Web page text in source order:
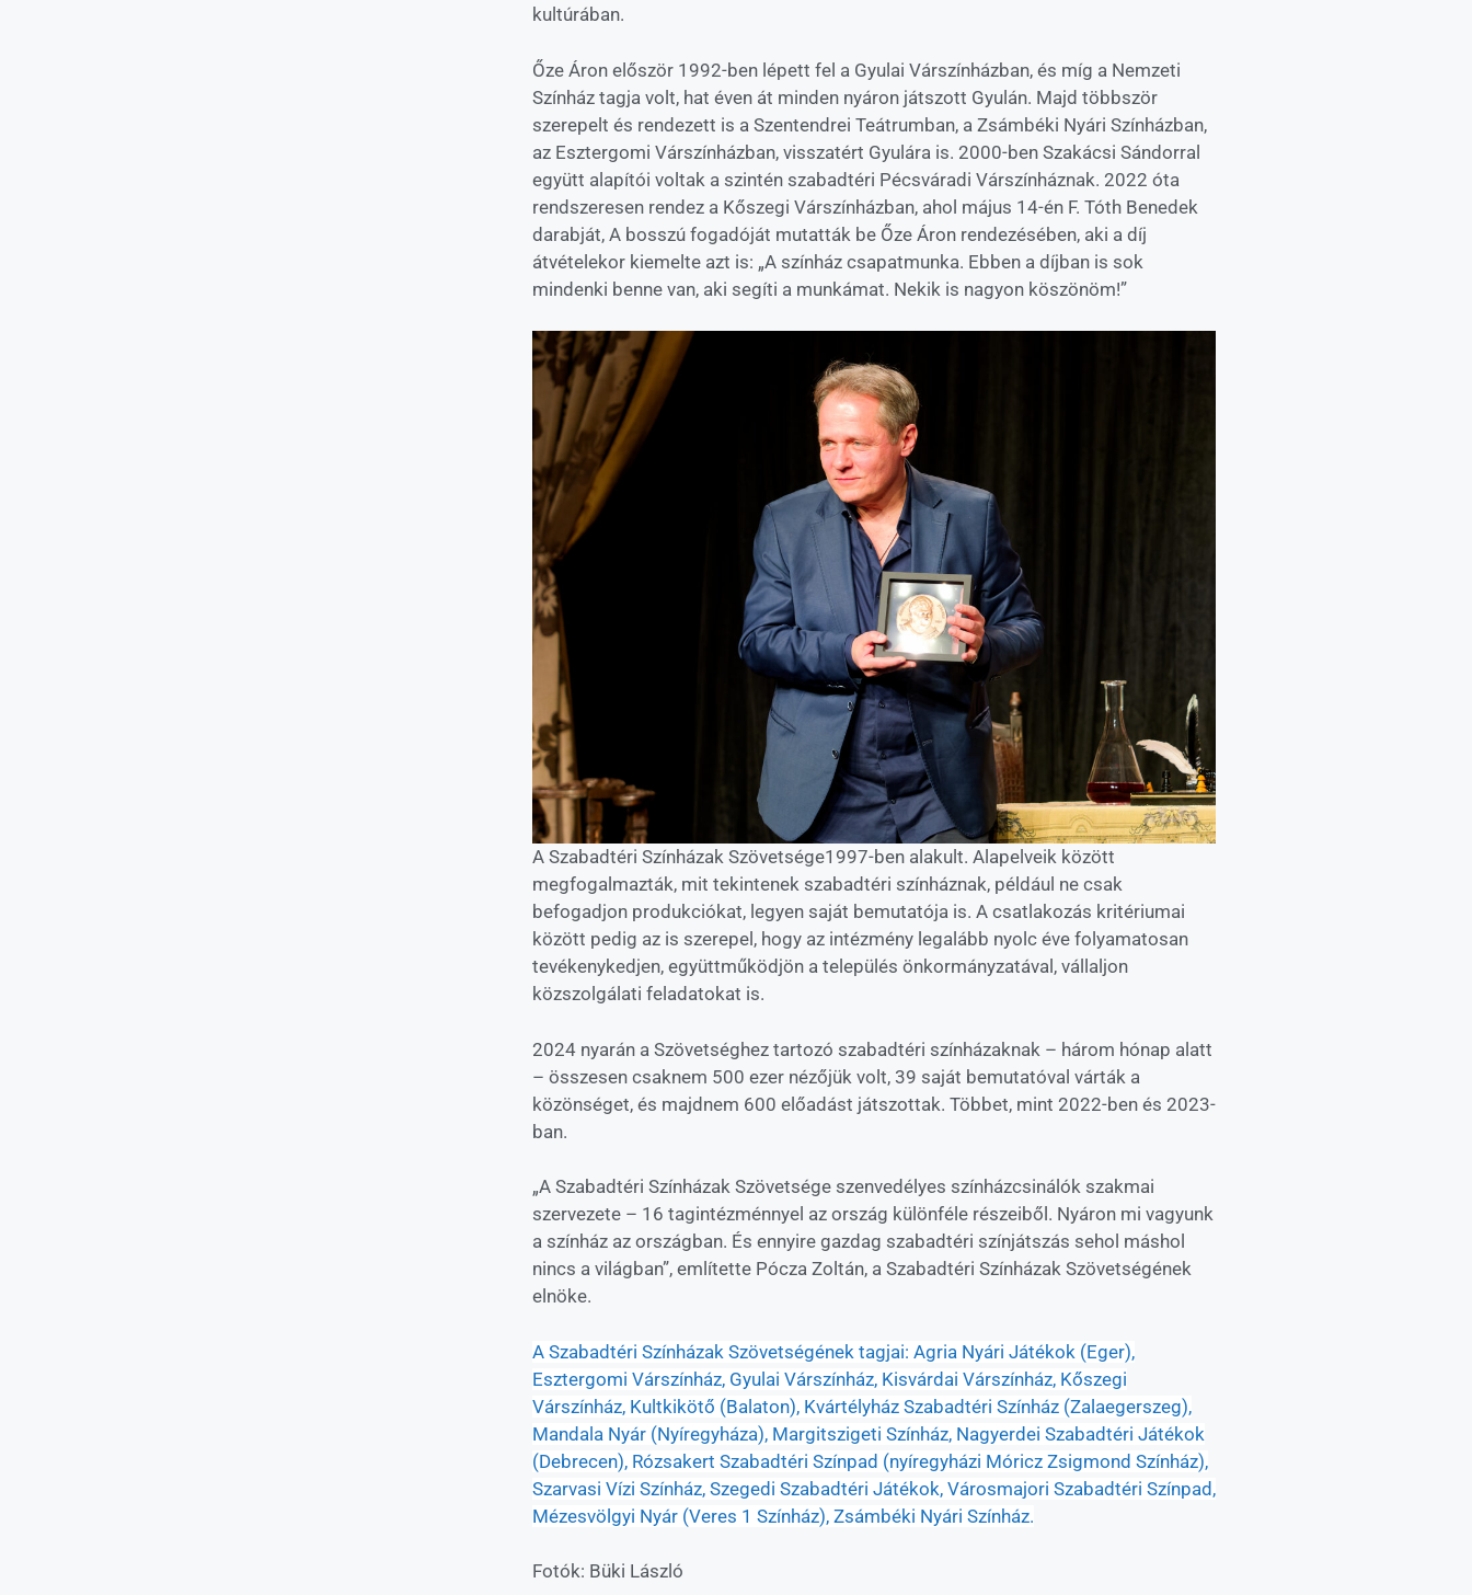
kultúrában.
Őze Áron először 1992-ben lépett fel a Gyulai Várszínházban, és míg a Nemzeti
Színház tagja volt, hat éven át minden nyáron játszott Gyulán. Majd többször
szerepelt és rendezett is a Szentendrei Teátrumban, a Zsámbéki Nyári Színházban,
az Esztergomi Várszínházban, visszatért Gyulára is. 2000-ben Szakácsi Sándorral
együtt alapítói voltak a szintén szabadtéri Pécsváradi Várszínháznak. 2022 óta
rendszeresen rendez a Kőszegi Várszínházban, ahol május 14-én F. Tóth Benedek
darabját, A bosszú fogadóját mutatták be Őze Áron rendezésében, aki a díj
átvételekor kiemelte azt is: „A színház csapatmunka. Ebben a díjban is sok
mindenki benne van, aki segíti a munkámat. Nekik is nagyon köszönöm!”
A Szabadtéri Színházak Szövetsége1997-ben alakult. Alapelveik között
megfogalmazták, mit tekintenek szabadtéri színháznak, például ne csak
befogadjon produkciókat, legyen saját bemutatója is. A csatlakozás kritériumai
között pedig az is szerepel, hogy az intézmény legalább nyolc éve folyamatosan
tevékenykedjen, együttműködjön a település önkormányzatával, vállaljon
közszolgálati feladatokat is.
2024 nyarán a Szövetséghez tartozó szabadtéri színházaknak – három hónap alatt
– összesen csaknem 500 ezer nézőjük volt, 39 saját bemutatóval várták a
közönséget, és majdnem 600 előadást játszottak. Többet, mint 2022-ben és 2023-
ban.
„A Szabadtéri Színházak Szövetsége szenvedélyes színházcsinálók szakmai
szervezete – 16 tagintézménnyel az ország különféle részeiből. Nyáron mi vagyunk
a színház az országban. És ennyire gazdag szabadtéri színjátszás sehol máshol
nincs a világban”, említette Pócza Zoltán, a Szabadtéri Színházak Szövetségének
elnöke.
A Szabadtéri Színházak Szövetségének tagjai: Agria Nyári Játékok (Eger),
Esztergomi Várszínház, Gyulai Várszínház, Kisvárdai Várszínház, Kőszegi
Várszínház, Kultkikötő (Balaton), Kvártélyház Szabadtéri Színház (Zalaegerszeg),
Mandala Nyár (Nyíregyháza), Margitszigeti Színház, Nagyerdei Szabadtéri Játékok
(Debrecen), Rózsakert Szabadtéri Színpad (nyíregyházi Móricz Zsigmond Színház),
Szarvasi Vízi Színház, Szegedi Szabadtéri Játékok, Városmajori Szabadtéri Színpad,
Mézesvölgyi Nyár (Veres 1 Színház), Zsámbéki Nyári Színház.
Fotók: Büki László